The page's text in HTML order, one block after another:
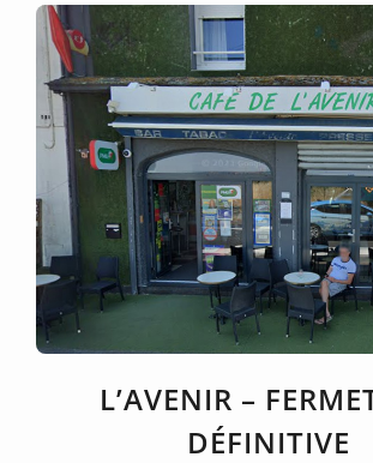
L’AVENIR –
DÉFINITIVE